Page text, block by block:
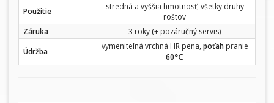
Použitie
stredná a vyššia hmotnosť, všetky druhy
roštov
Záruka
3 roky (+ pozáručný servis)
Údržba
vymeniteľná vrchná HR pena, poťahpranie
60°C